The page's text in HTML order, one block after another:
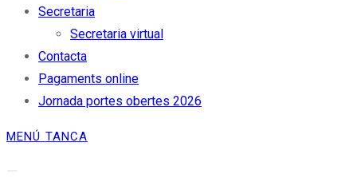
Secretaria
Secretaria virtual
Contacta
Pagaments online
Jornada portes obertes 2026
MENÚ TANCA